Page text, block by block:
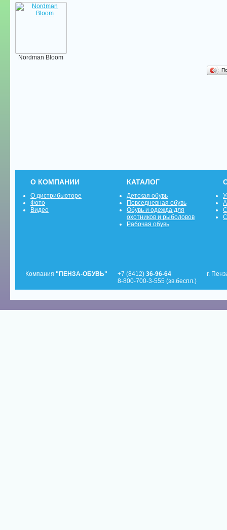
Nordman Bloom
О КОМПАНИИ
О дистрибьюторе
Фото
Видео
КАТАЛОГ
Детская обувь
Повседневная обувь
Обувь и одежда для
охотников и рыболовов
Рабочая обувь
Компания "ПЕНЗА-ОБУВЬ" +7 (8412) 36-96-64
8-800-700-3-555 (зв.беспл.)
г.